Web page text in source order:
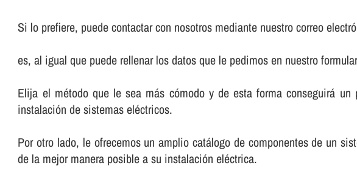
Si lo prefiere, puede contactar con nosotros mediante nuestro correo
es, al igual que puede rellenar los datos que le pedimos en nuestro
Elija el método que le sea más cómodo y de esta forma conseguirá
instalación de sistemas eléctricos.
Por otro lado, le ofrecemos un amplio catálogo de componentes de un
de la mejor manera posible a su instalación eléctrica.